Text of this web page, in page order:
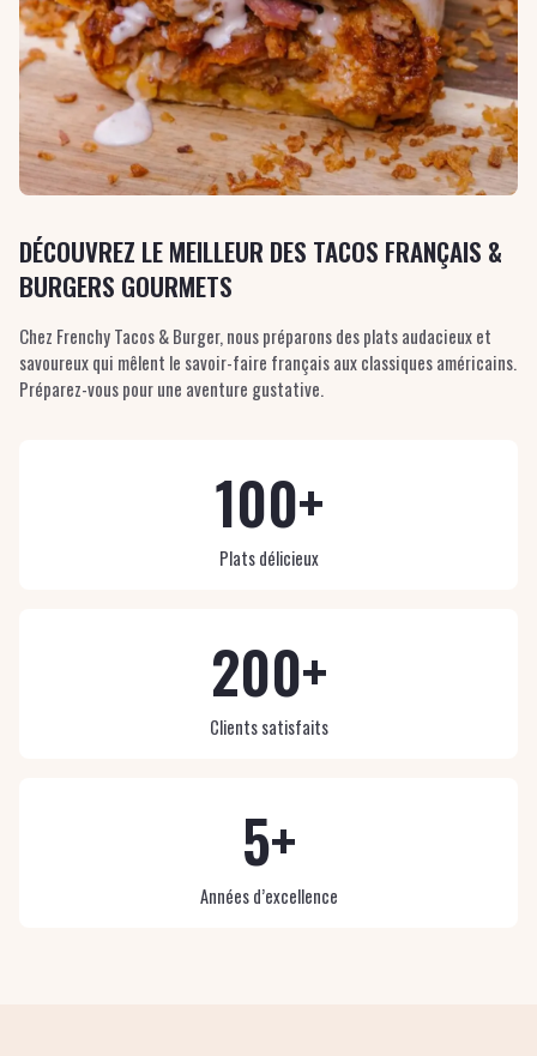
DÉCOUVREZ LE MEILLEUR DES TACOS FRANÇAIS &
BURGERS GOURMETS
Chez Frenchy Tacos & Burger, nous préparons des plats audacieux et
savoureux qui mêlent le savoir-faire français aux classiques américains.
Préparez-vous pour une aventure gustative.
100+
Plats délicieux
200+
Clients satisfaits
5+
Années d’excellence